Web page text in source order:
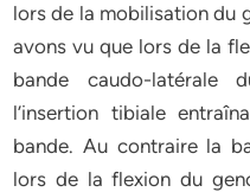
lors de la mobilisation du
avons vu que lors de la
bande caudo-latérale
l’insertion tibiale
bande. Au contraire la
lors de la flexion du